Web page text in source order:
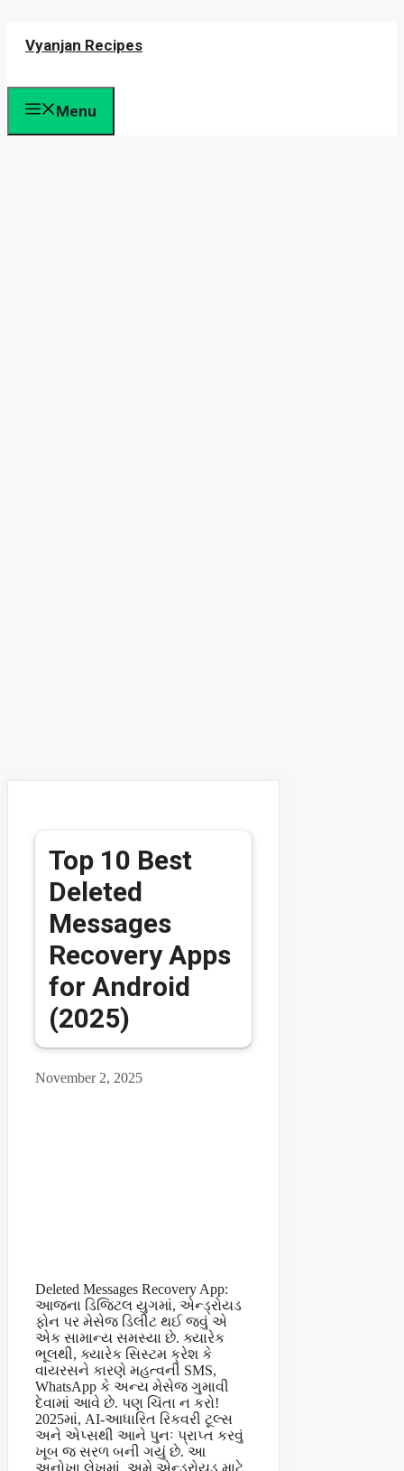
Vyanjan Recipes
Menu
Top 10 Best
Deleted
Messages
Recovery Apps
for Android
(2025)
November 2, 2025
Deleted Messages Recovery App:
આજના ડિજિટલ યુગમાં, એન્ડ્રોયડ
ફોન પર મેસેજ ડિલીટ થઈ જવું એ
એક સામાન્ય સમસ્યા છે. ક્યારેક
ભૂલથી, ક્યારેક સિસ્ટમ ક્રેશ કે
વાયરસને કારણે મહત્વની SMS,
WhatsApp કે અન્ય મેસેજ ગુમાવી
દેવામાં આવે છે. પણ ચિંતા ન કરો!
2025માં, AI-આધારિત રિકવરી ટૂલ્સ
અને એપ્સથી આને પુનઃ પ્રાપ્ત કરવું
ખૂબ જ સરળ બની ગયું છે. આ
અનોખા લેખમાં, અમે એન્ડ્રોયડ માટે